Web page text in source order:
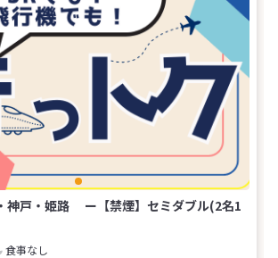
神戸・姫路 ー【禁煙】セミダブル(2名1
食事なし